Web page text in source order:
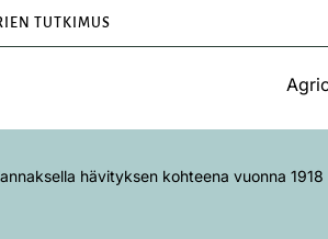
TUTKIMUS
hävityksen kohteena vuonna 1918